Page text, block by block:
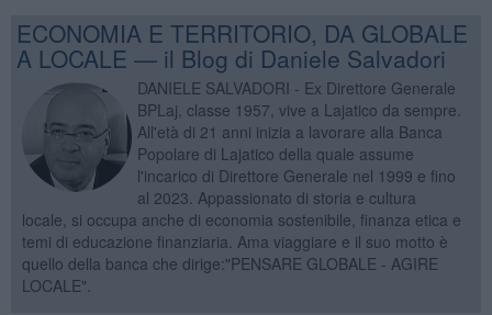
ECONOMIA E TERRITORIO, DA GLOBALE
A LOCALE — il Blog di Daniele Salvadori
DANIELE SALVADORI - Ex Direttore Generale
BPLaj, classe 1957, vive a Lajatico da sempre.
All'età di 21 anni inizia a lavorare alla Banca
Popolare di Lajatico della quale assume
l'incarico di Direttore Generale nel 1999 e fino
al 2023. Appassionato di storia e cultura
locale, si occupa anche di economia sostenibile, finanza etica e
temi di educazione finanziaria. Ama viaggiare e il suo motto è
quello della banca che dirige:"PENSARE GLOBALE - AGIRE
LOCALE".